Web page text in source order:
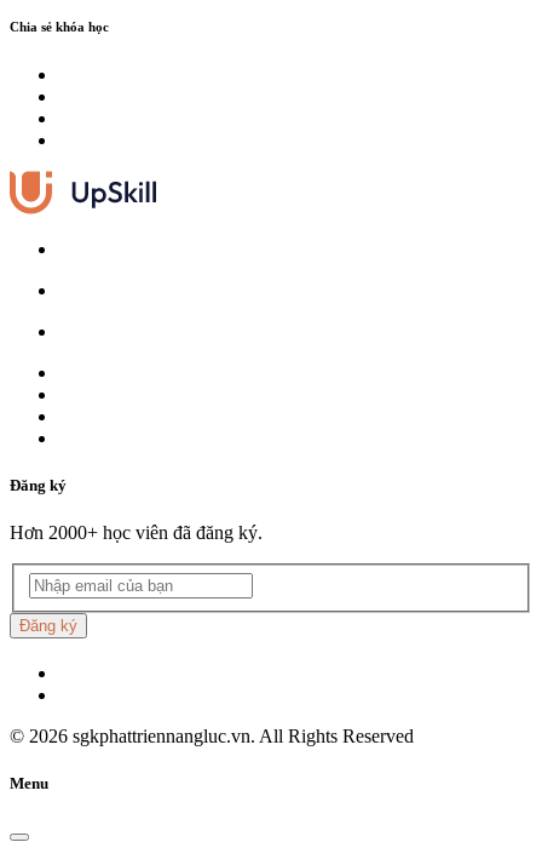
Chia sẻ khóa học
Đăng ký
Hơn 2000+ học viên đã đăng ký.
Đăng ký
© 2026 sgkphattriennangluc.vn. All Rights Reserved
Menu